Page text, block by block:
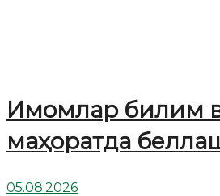
Имомлар билим
маҳоратда
05.08.2026